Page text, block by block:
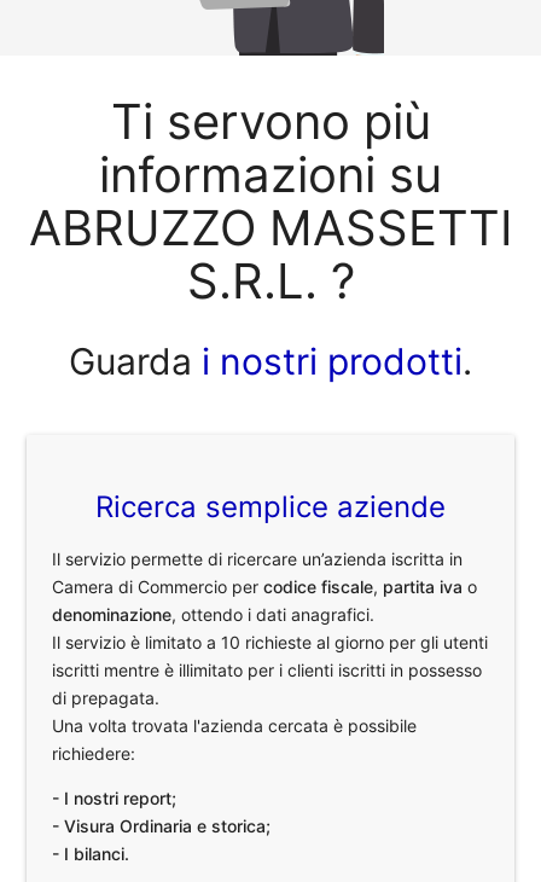
Ti servono più
informazioni su
ABRUZZO MASSETTI
S.R.L. ?
Guarda i nostri prodotti.
Ricerca semplice aziende
Il servizio permette di ricercare un’azienda iscritta in
Camera di Commercio percodice fiscale, partita iva o
denominazione, ottendo i dati anagrafici.
Il servizio è limitato a 10 richieste al giorno per gli utenti
iscritti mentre è illimitato per i clienti iscritti in possesso
di prepagata.
Una volta trovata l'azienda cercata è possibile
richiedere:
- I nostri report;
- Visura Ordinaria e storica;
- I bilanci.